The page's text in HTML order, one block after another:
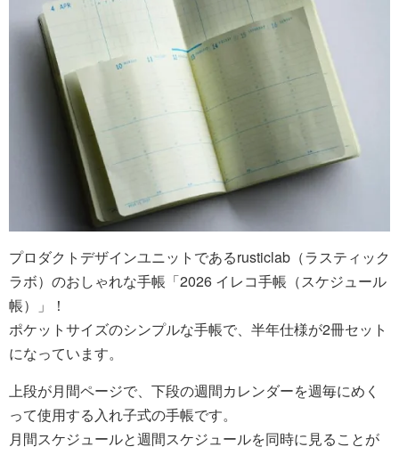
プロダクトデザインユニットであるrusticlab（ラスティック
ラボ）のおしゃれな手帳「2026 イレコ手帳（スケジュール
帳）」！
ポケットサイズのシンプルな手帳で、半年仕様が2冊セット
になっています。
上段が月間ページで、下段の週間カレンダーを週毎にめく
って使用する入れ子式の手帳です。
月間スケジュールと週間スケジュールを同時に見ることが